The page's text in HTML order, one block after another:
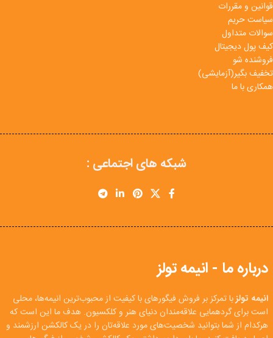
قوانین و مقررات
سیاست حریم
سوالات متداول
کیف پول دیجیتال
فروشنده شو
تخفیف بگیر(آزمایشی)
همکاری با ما
شبکه های اجتماعی :
درباره ما - انیمه تولز
انیمه تولزبا تمرکز بر فروش فیگورهای با کیفیت از محبوب‌ترین انیمه‌ها، محلی
است برای گردهمایی علاقه‌مندان دنیای هنر و کلکسیون. هدف ما این است که
هرکدام از شما بتوانید شخصیت‌های مورد علاقه‌تان را در یک کالکشن ارزشمند و